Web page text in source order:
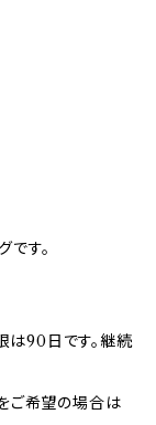
す。
は90日です。継続
ご希望の場合は